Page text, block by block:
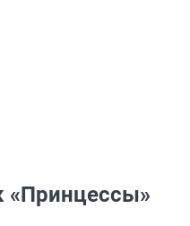
«Принцессы»